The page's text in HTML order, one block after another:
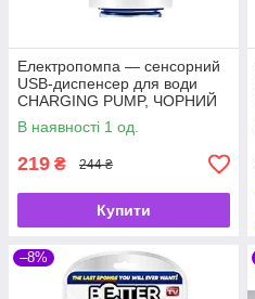
Електропомпа — сенсорний
USB-диспенсер для води
CHARGING PUMP, ЧОРНИЙ
В наявності 1 од.
219 ₴ 244 ₴
Купити
–8%